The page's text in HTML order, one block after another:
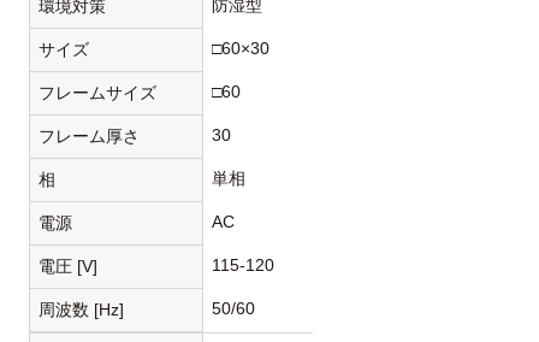
環境対策 防湿型
サイズ □60×30
フレームサイズ □60
フレーム厚さ 30
相 単相
電源 AC
電圧 [V] 115-120
周波数 [Hz] 50/60